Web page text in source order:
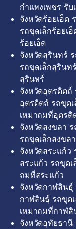
กำแพงเพชร รั
จังหวัดร้อยเอ็ด
รถขุดเล็กร้อยเ
ร้อยเอ็ด
จังหวัดสุรินทร์
รถขุดเล็กสุรินท
สุรินทร์
จังหวัดอุตรดิตถ์
อุตรดิตถ์ รถขุด
เหมาถมที่อุตรดิ
จังหวัดสงขลา
รถขุดเล็กสงขล
จังหวัดสระแก้ว
สระแก้ว รถขุด
ถมที่สระแก้ว
จังหวัดกาฬสินธุ์
กาฬสินธุ์ รถขุด
เหมาถมที่กาฬสิ
จังหวัดอุทัยธานี